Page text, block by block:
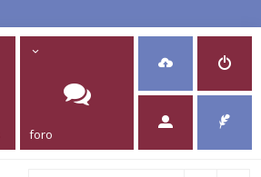
foro